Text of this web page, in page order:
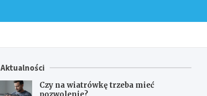
Aktualności
Czy na wiatrówkę trzeba mieć